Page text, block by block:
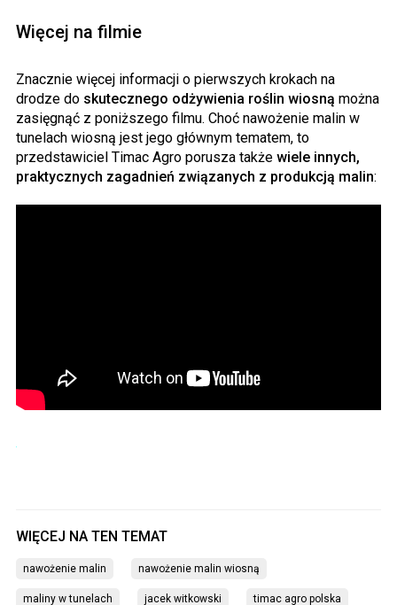
Więcej na filmie
Znacznie więcej informacji o pierwszych krokach na
drodze do skutecznego odżywienia roślin wiosną można
zasięgnąć z poniższego filmu. Choć nawożenie malin w
tunelach wiosną jest jego głównym tematem, to
przedstawiciel Timac Agro porusza także wiele innych,
praktycznych zagadnień związanych z produkcją malin:
nawożenie malin nawożenie malin wiosną
maliny w tunelach jacek witkowski timac agro polska